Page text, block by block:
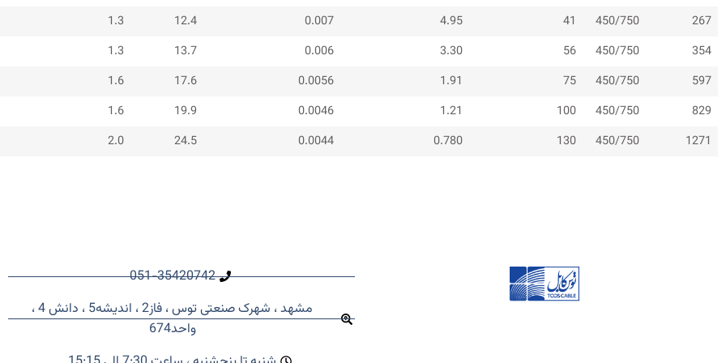
267
450/750
41
4.95
0.007
12.4
1.3
354
450/750
56
3.30
0.006
13.7
1.3
597
450/750
75
1.91
0.0056
17.6
1.6
829
450/750
100
1.21
0.0046
19.9
1.6
1271
450/750
130
0.780
0.0044
24.5
2.0
051-35420742
مشهد ، شهرک صنعتی توس ، فاز2 ، اندیشه5 ، دانش 4 ،
واحد674